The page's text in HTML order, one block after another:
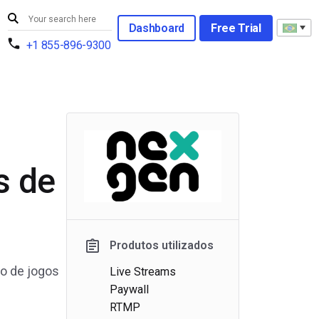
+1 855-896-9300
Dashboard Free Trial
de
de jogos
Produtos utilizados
Live Streams
Paywall
RTMP